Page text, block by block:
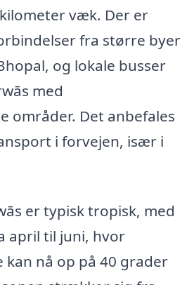
væk. Der er
fra større byer
og lokale busser
med
områder. Det anbefales
i forvejen, især i
er typisk tropisk, med
april til juni, hvor
nå op på 40 grader